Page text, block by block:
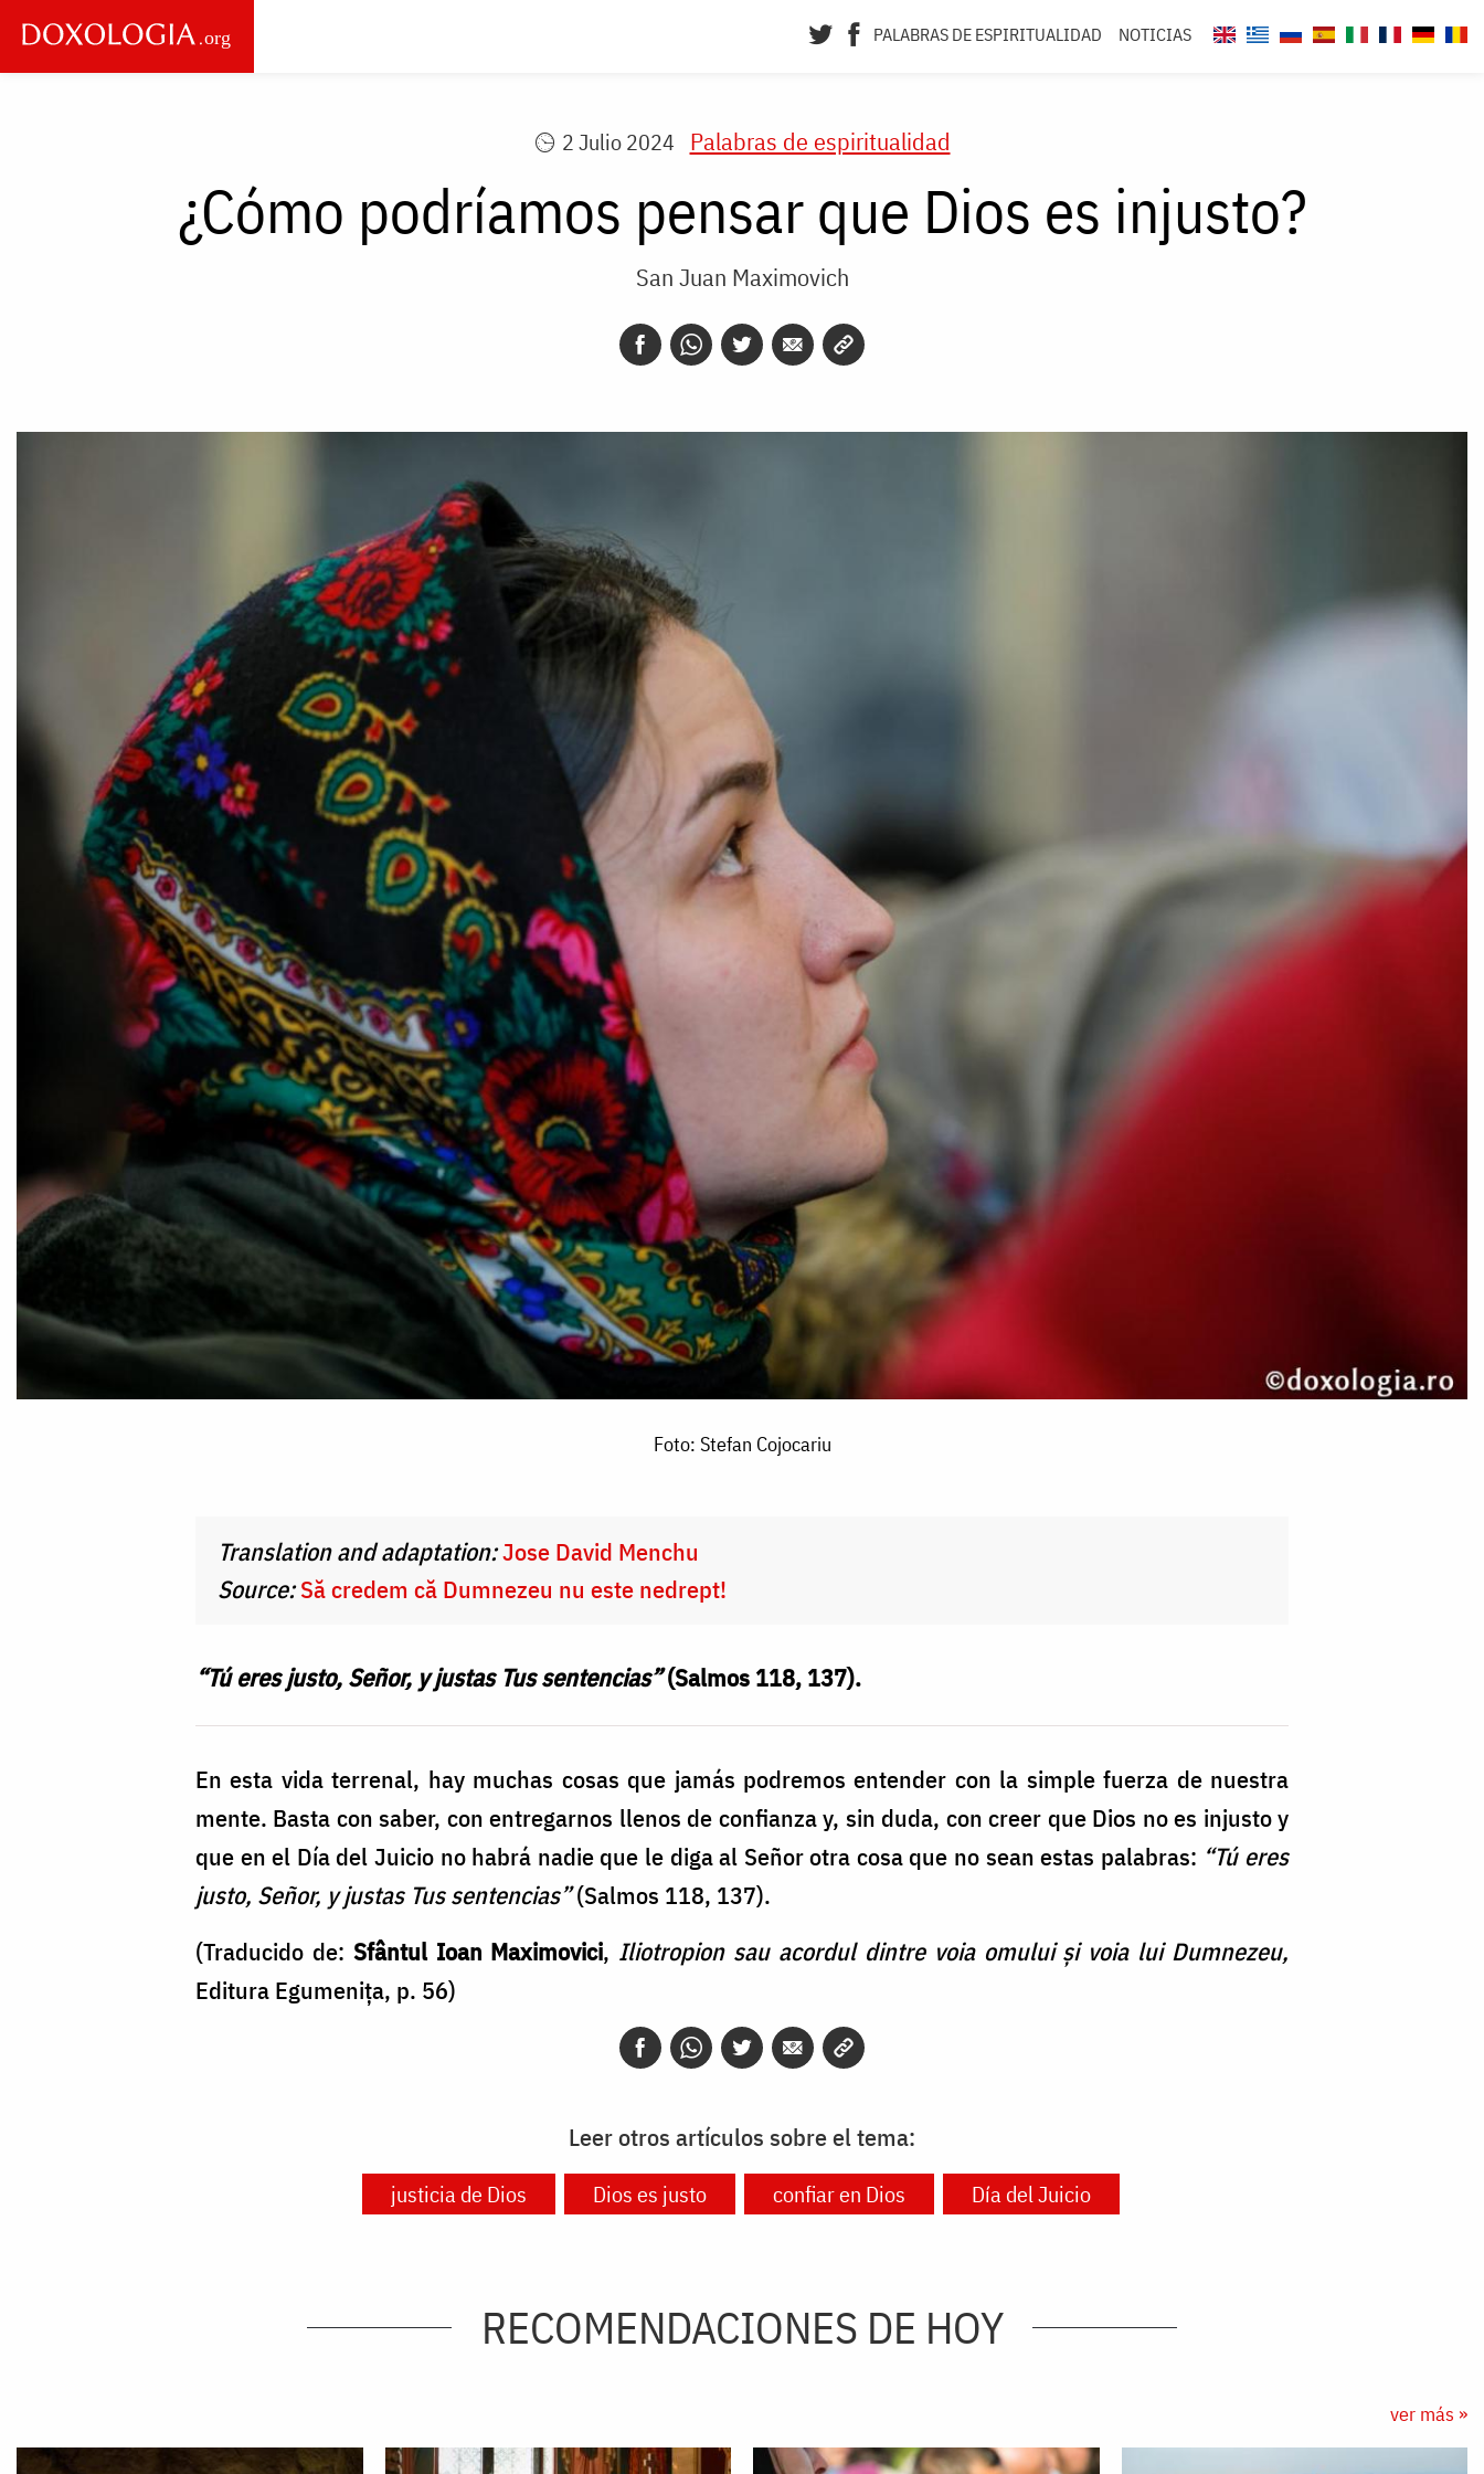
PALABRAS DE ESPIRITUALIDAD NOTICIAS
2 Julio 2024 Palabras de espiritualidad
¿Cómo podríamos pensar que Dios es injusto?
San Juan Maximovich
Foto: Stefan Cojocariu
Translation and adaptation:Jose David Menchu
Source:Să credem că Dumnezeu nu este nedrept!
“Tú eres justo, Señor, y justas Tus sentencias”(Salmos 118, 137).
En esta vida terrenal, hay muchas cosas que jamás podremos entender con la simple fuerza de nuestra
mente. Basta con saber, con entregarnos llenos de confianza y, sin duda, con creer que Dios no es injusto y
que en el Día del Juicio no habrá nadie que le diga al Señor otra cosa que no sean estas palabras: “Tú eres
justo, Señor, y justas Tus sentencias”(Salmos 118, 137).
(Traducido de: Sfântul Ioan Maximovici, Iliotropion sau acordul dintre voia omului și voia lui Dumnezeu,
Editura Egumenița, p. 56)
Leer otros artículos sobre el tema:
justicia de Dios Dios es justo confiar en Dios Día del Juicio
RECOMENDACIONES DE HOY
ver más »